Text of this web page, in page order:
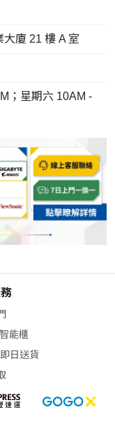
廈 21 樓 A 室
；星期六 10AM -
能櫃
日送貨